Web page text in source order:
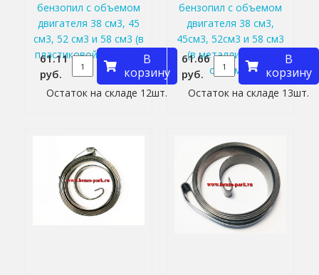
бензопил с объемом
двигателя 38 см3, 45
см3, 52 см3 и 58 см3 (в
пластиковой обойме)
61.11
руб.
В
корзину
Остаток на складе 12шт.
бензопил с объемом
двигателя 38 см3,
45см3, 52см3 и 58 см3
(в металлической
обойме)
61.66
руб.
В
корзину
Остаток на складе 13шт.